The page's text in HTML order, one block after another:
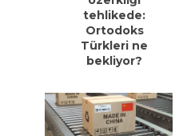
tehlikede:
Ortodoks
Türkleri ne
bekliyor?